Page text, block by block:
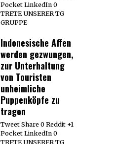
Pocket LinkedIn 0
TRETE UNSERER TG
GRUPPE
Indonesische Affen
werden gezwungen,
zur Unterhaltung
von Touristen
unheimliche
Puppenköpfe zu
tragen
Tweet Share 0 Reddit +1
Pocket LinkedIn 0
TRETE UNSERER TG